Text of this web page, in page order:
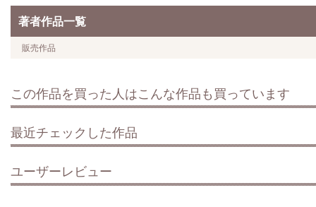
著者作品一覧
販売作品
この作品を買った人はこんな作品も買っています
最近チェックした作品
ユーザーレビュー